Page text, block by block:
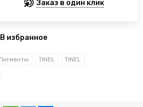
Заказ в один клик
В избранное
Пигменты TINEL TINEL